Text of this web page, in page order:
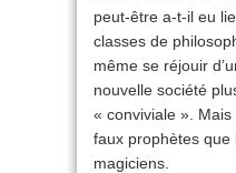
peut-être a-t-il eu
classes de
même se réjouir
nouvelle société
« conviviale ».
faux prophètes que
magiciens.